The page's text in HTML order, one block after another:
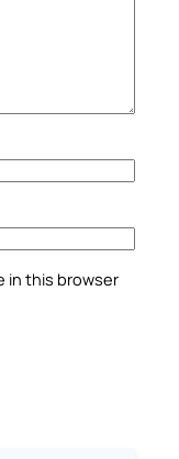
in this browser